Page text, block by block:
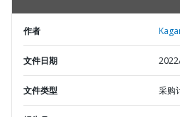
作者
文件日期
文件类型 采购